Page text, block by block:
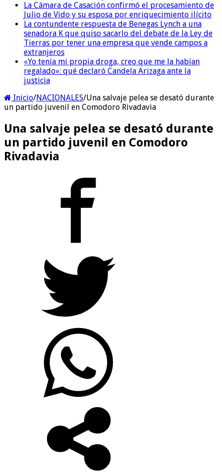
La Cámara de Casación confirmó el procesamiento de
Julio de Vido y su esposa por enriquecimiento ilícito
La contundente respuesta de Benegas Lynch a una
senadora K que quiso sacarlo del debate de la Ley de
Tierras por tener una empresa que vende campos a
extranjeros
«Yo tenía mi propia droga, creo que me la habían
regalado»: qué declaró Candela Arizaga ante la
justicia
Inicio/NACIONALES/Una salvaje pelea se desató durante
un partido juvenil en Comodoro Rivadavia
Una salvaje pelea se desató durante
un partido juvenil en Comodoro
Rivadavia